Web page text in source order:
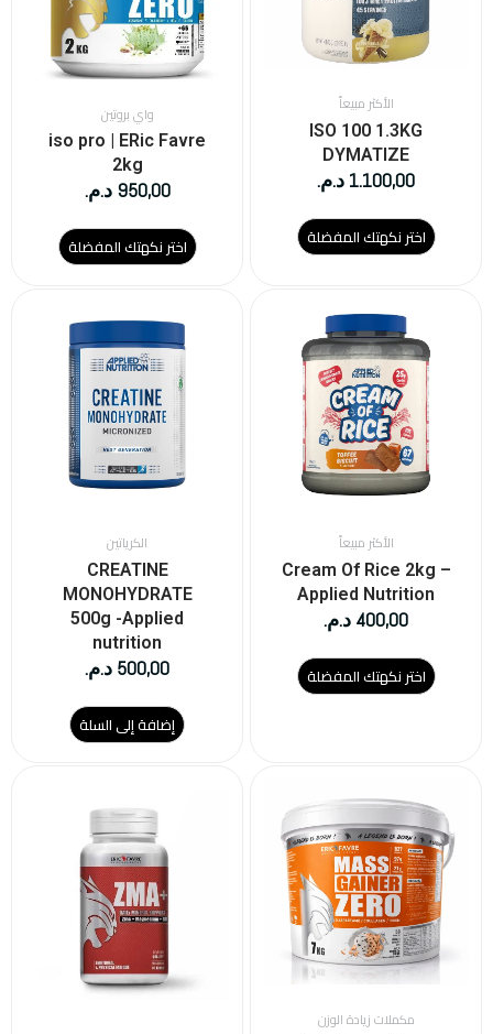
الأكثر مبيعاً
ISO 100 1.3KG
DYMATIZE
1.100,00 د.م.
اختر نكهتك المفضلة
واي بروتين
iso pro | ERic Favre
2kg
950,00 د.م.
اختر نكهتك المفضلة
اختيار
الخيارات
صفحة
المنتج
الأكثر مبيعاً
Cream Of Rice 2kg –
Applied Nutrition
400,00 د.م.
اختر نكهتك المفضلة
صفحة
المنتج
الكرياتين
CREATINE
MONOHYDRATE
500g -Applied
nutrition
500,00 د.م.
إضافة إلى السلة
مكملات زيادة الوزن
من
الأشكال
المختلفة
لهذا
المنتج.
يمكن
اختيار